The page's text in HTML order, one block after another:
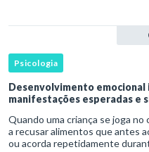
Psicologia
Desenvolvimento
manifestações esperadas e
Quando uma criança se joga no
a recusar alimentos que antes
ou acorda repetidamente